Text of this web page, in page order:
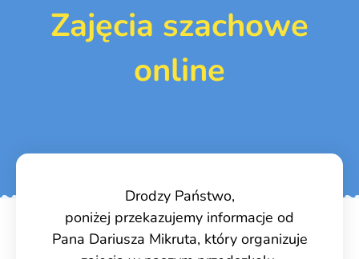
Zajęcia szachowe
online
Drodzy Państwo,
poniżej przekazujemy informacje od
Pana Dariusza Mikruta, który organizuje